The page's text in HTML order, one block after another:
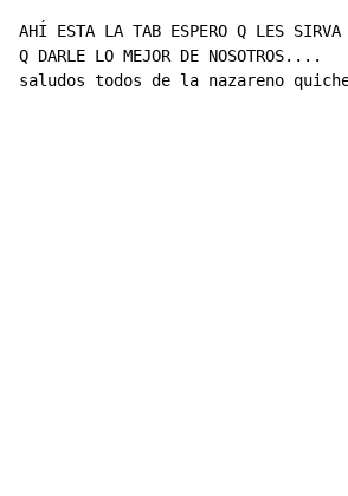
AHÍ ESTA LA TAB ESPERO Q LES SIRVA
Q DARLE LO MEJOR DE NOSOTROS....
saludos todos de la nazareno quiche